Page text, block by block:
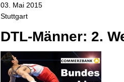
03. Mai 2015
Stuttgart
DTL-Männer: 2.